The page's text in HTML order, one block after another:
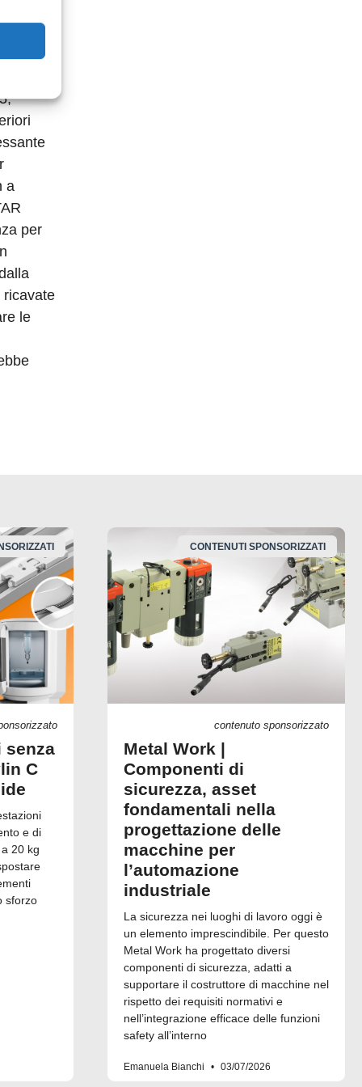
di
ha
a
per
ricavate
le
senza
C
e di
20 kg
sforzo
CONTENUTI SPONSORIZZATI
contenuto sponsorizzato
Metal Work |
Componenti di
sicurezza, asset
fondamentali nella
progettazione delle
macchine per
l’automazione
industriale
La sicurezza nei luoghi di lavoro oggi è
un elemento imprescindibile. Per questo
Metal Work ha progettato diversi
componenti di sicurezza, adatti a
supportare il costruttore di macchine nel
rispetto dei requisiti normativi e
nell’integrazione efficace delle funzioni
safety all’interno
Emanuela Bianchi 03/07/2026